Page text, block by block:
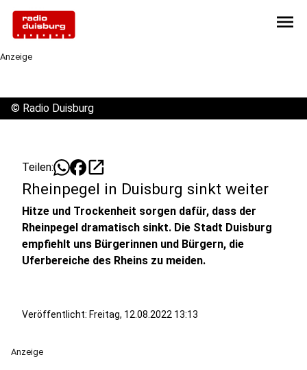
menu
Anzeige
© Radio Duisburg
Teilen: open_in_new
Rheinpegel in Duisburg sinkt weiter
Hitze und Trockenheit sorgen dafür, dass der
Rheinpegel dramatisch sinkt. Die Stadt Duisburg
empfiehlt uns Bürgerinnen und Bürgern, die
Uferbereiche des Rheins zu meiden.
Veröffentlicht: Freitag, 12.08.2022 13:13
Anzeige